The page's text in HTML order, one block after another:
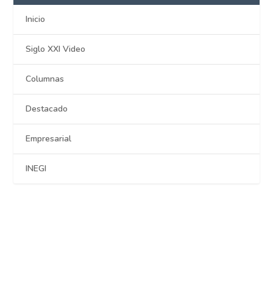
Inicio
Siglo XXI Video
Columnas
Destacado
Empresarial
INEGI